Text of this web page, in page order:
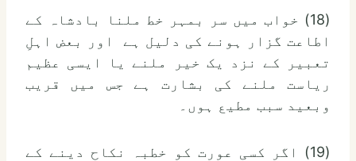
(18) خواب میں سر بمہر خط ملنا بادشاہ کے
اطاعت گزار ہونے کی دلیل ہے اور بعض اہلِ
تعبیر کے نزد یک خیر ملنے یا ایسی عظیم
ریاست ملنے کی بشارت ہے جس میں قریب
وبعید سبب مطیع ہوں۔
(19) اگر کسی عورت کو خطبہ نکاح دینے کے